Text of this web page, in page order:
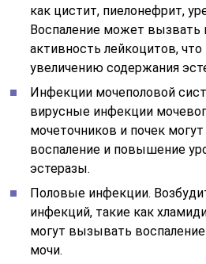
как цистит, пиелонефрит,
Воспаление может
активность лейкоцитов,
увеличению содержания
Инфекции мочеполовой
вирусные инфекции
мочеточников и почек
воспаление и повышение
эстеразы.
Половые инфекции.
инфекций, такие как
могут вызывать
мочи.